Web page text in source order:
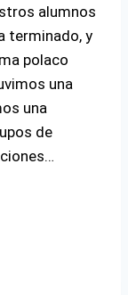
alumnos
terminado, y
polaco
una
una
de